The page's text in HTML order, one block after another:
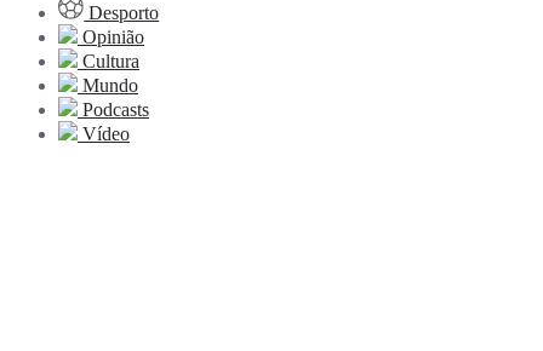
Desporto
Opinião
Cultura
Mundo
Podcasts
Vídeo